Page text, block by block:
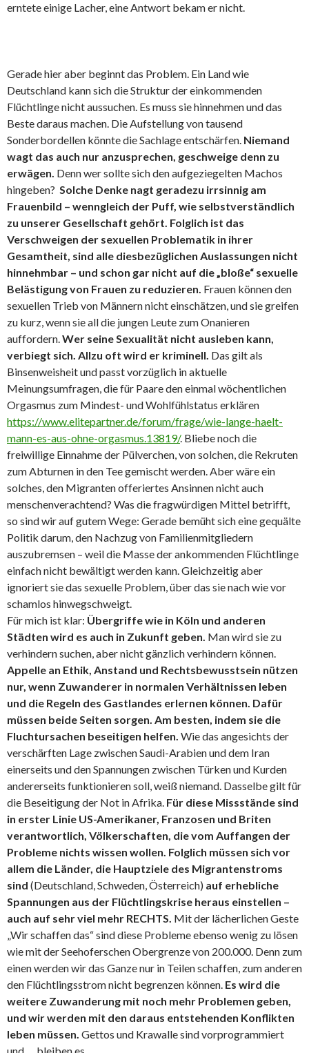
erntete einige Lacher, eine Antwort bekam er nicht.
Gerade hier aber beginnt das Problem. Ein Land wie
Deutschland kann sich die Struktur der einkommenden
Flüchtlinge nicht aussuchen. Es muss sie hinnehmen und das
Beste daraus machen. Die Aufstellung von tausend
Sonderbordellen könnte die Sachlage entschärfen. Niemand
wagt das auch nur anzusprechen, geschweige denn zu
erwägen. Denn wer sollte sich den aufgeziegelten Machos
hingeben? Solche Denke nagt geradezu irrsinnig am
Frauenbild – wenngleich der Puff, wie selbstverständlich
zu unserer Gesellschaft gehört. Folglich ist das
Verschweigen der sexuellen Problematik in ihrer
Gesamtheit, sind alle diesbezüglichen Auslassungen nicht
hinnehmbar – und schon gar nicht auf die „bloße“ sexuelle
Belästigung von Frauen zu reduzieren. Frauen können den
sexuellen Trieb von Männern nicht einschätzen, und sie greifen
zu kurz, wenn sie all die jungen Leute zum Onanieren
auffordern. Wer seine Sexualität nicht ausleben kann,
verbiegt sich. Allzu oft wird er kriminell. Das gilt als
Binsenweisheit und passt vorzüglich in aktuelle
Meinungsumfragen, die für Paare den einmal wöchentlichen
Orgasmus zum Mindest- und Wohlfühlstatus erklären
https://www.elitepartner.de/forum/frage/wie-lange-haelt-
mann-es-aus-ohne-orgasmus.13819/. Bliebe noch die
freiwillige Einnahme der Pülverchen, von solchen, die Rekruten
zum Abturnen in den Tee gemischt werden. Aber wäre ein
solches, den Migranten offeriertes Ansinnen nicht auch
menschenverachtend? Was die fragwürdigen Mittel betrifft,
so sind wir auf gutem Wege: Gerade bemüht sich eine gequälte
Politik darum, den Nachzug von Familienmitgliedern
auszubremsen – weil die Masse der ankommenden Flüchtlinge
einfach nicht bewältigt werden kann. Gleichzeitig aber
ignoriert sie das sexuelle Problem, über das sie nach wie vor
schamlos hinwegschweigt.
Für mich ist klar: Übergriffe wie in Köln und anderen
Städten wird es auch in Zukunft geben. Man wird sie zu
verhindern suchen, aber nicht gänzlich verhindern können.
Appelle an Ethik, Anstand und Rechtsbewusstsein nützen
nur, wenn Zuwanderer in normalen Verhältnissen leben
und die Regeln des Gastlandes erlernen können. Dafür
müssen beide Seiten sorgen. Am besten, indem sie die
Fluchtursachen beseitigen helfen. Wie das angesichts der
verschärften Lage zwischen Saudi-Arabien und dem Iran
einerseits und den Spannungen zwischen Türken und Kurden
andererseits funktionieren soll, weiß niemand. Dasselbe gilt für
die Beseitigung der Not in Afrika. Für diese Missstände sind
in erster Linie US-Amerikaner, Franzosen und Briten
verantwortlich, Völkerschaften, die vom Auffangen der
Probleme nichts wissen wollen. Folglich müssen sich vor
allem die Länder, die Hauptziele des Migrantenstroms
sind (Deutschland, Schweden, Österreich) auf erhebliche
Spannungen aus der Flüchtlingskrise heraus einstellen –
auch auf sehr viel mehr RECHTS. Mit der lächerlichen Geste
„Wir schaffen das“ sind diese Probleme ebenso wenig zu lösen
wie mit der Seehoferschen Obergrenze von 200.000. Denn zum
einen werden wir das Ganze nur in Teilen schaffen, zum anderen
den Flüchtlingsstrom nicht begrenzen können. Es wird die
weitere Zuwanderung mit noch mehr Problemen geben,
und wir werden mit den daraus entstehenden Konflikten
leben müssen. Gettos und Krawalle sind vorprogrammiert